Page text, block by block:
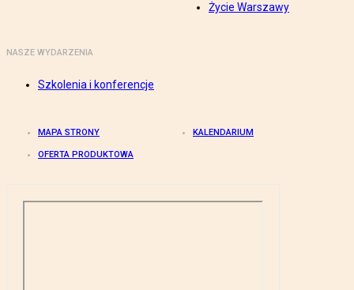
Życie Warszawy
NASZE WYDARZENIA
Szkolenia i konferencje
MAPA STRONY KALENDARIUM
OFERTA PRODUKTOWA